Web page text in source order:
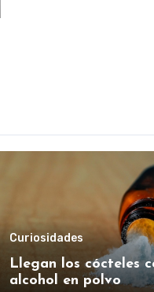
Curiosidades
Llegan los cócteles
alcohol en polvo